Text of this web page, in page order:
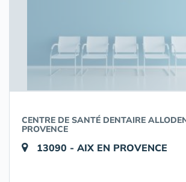
CENTRE DE SANTÉ DENTAIRE
PROVENCE
13090 - AIX EN PROVENCE